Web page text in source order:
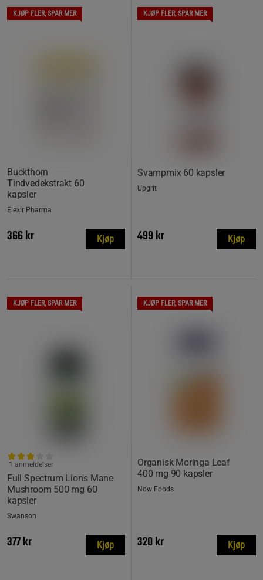
KJØP FLER, SPAR MER
Buckthorn
Tindvedekstrakt 60
kapsler
Elexir Pharma
366 kr Kjøp
KJØP FLER, SPAR MER
Svampmix 60 kapsler
Upgrit
499 kr Kjøp
KJØP FLER, SPAR MER
Full Spectrum Lion's Mane
Mushroom 500 mg 60
kapsler
1 anmeldelser
Swanson
377 kr Kjøp
KJØP FLER, SPAR MER
Organisk Moringa Leaf
400 mg 90 kapsler
Now Foods
320 kr Kjøp